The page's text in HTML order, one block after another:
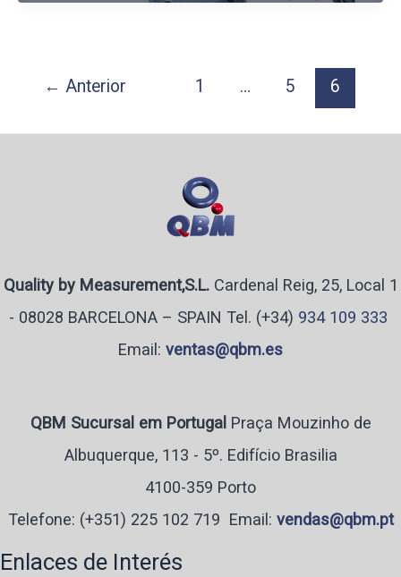
medida
← Anterior 1 … 5 6
Quality by Measurement,S.L.Cardenal Reig, 25, Local 1
- 08028 BARCELONA – SPAIN Tel. (+34) 934 109 333
Email: ventas@qbm.es
QBM Sucursal em Portugal Praça Mouzinho de
Albuquerque, 113 - 5º. Edifício Brasilia
4100-359 Porto
Telefone: (+351) 225 102 719 Email: vendas@qbm.pt
Enlaces de Interés